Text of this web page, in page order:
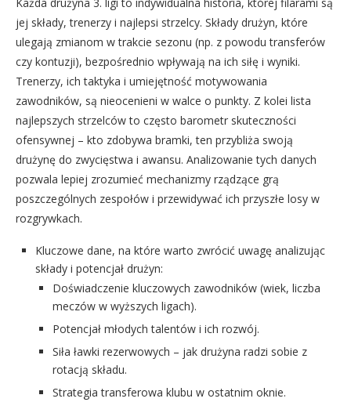
jej składy, trenerzy i najlepsi strzelcy. Składy drużyn, które
ulegają zmianom w trakcie sezonu (np. z powodu transferów
czy kontuzji), bezpośrednio wpływają na ich siłę i wyniki.
Trenerzy, ich taktyka i umiejętność motywowania
zawodników, są nieocenieni w walce o punkty. Z kolei lista
najlepszych strzelców to często barometr skuteczności
ofensywnej – kto zdobywa bramki, ten przybliża swoją
drużynę do zwycięstwa i awansu. Analizowanie tych danych
pozwala lepiej zrozumieć mechanizmy rządzące grą
poszczególnych zespołów i przewidywać ich przyszłe losy w
rozgrywkach.
Kluczowe dane, na które warto zwrócić uwagę analizując
składy i potencjał drużyn:
Doświadczenie kluczowych zawodników (wiek, liczba
meczów w wyższych ligach).
Potencjał młodych talentów i ich rozwój.
Siła ławki rezerwowych – jak drużyna radzi sobie z
rotacją składu.
Strategia transferowa klubu w ostatnim oknie.